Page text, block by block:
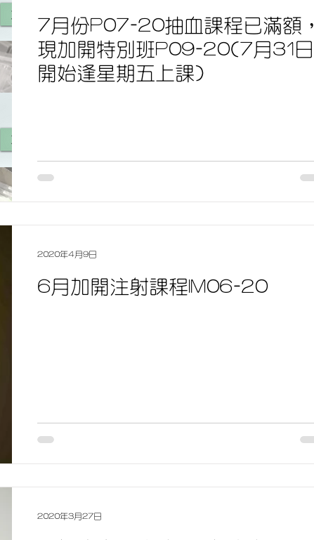
7月份P07-20抽血課程已滿額，
現加開特別班P09-20(7月31日
開始逢星期五上課)
6月加開注射課程IM06-20
2020年4月9日
2020年3月27日